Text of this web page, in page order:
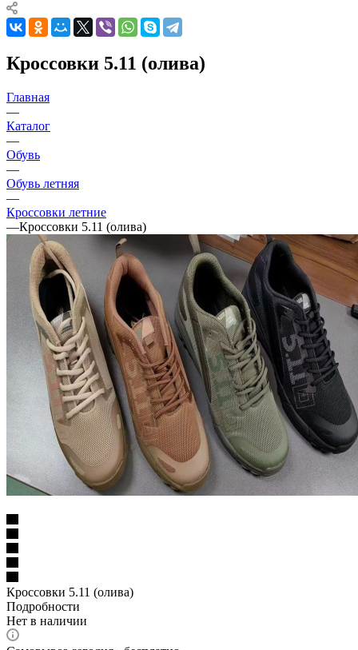
Кроссовки 5.11 (олива)
Главная
—
Каталог
—
Обувь
—
Обувь летняя
—
Кроссовки летние
—Кроссовки 5.11 (олива)
Кроссовки 5.11 (олива)
Подробности
Нет в наличии